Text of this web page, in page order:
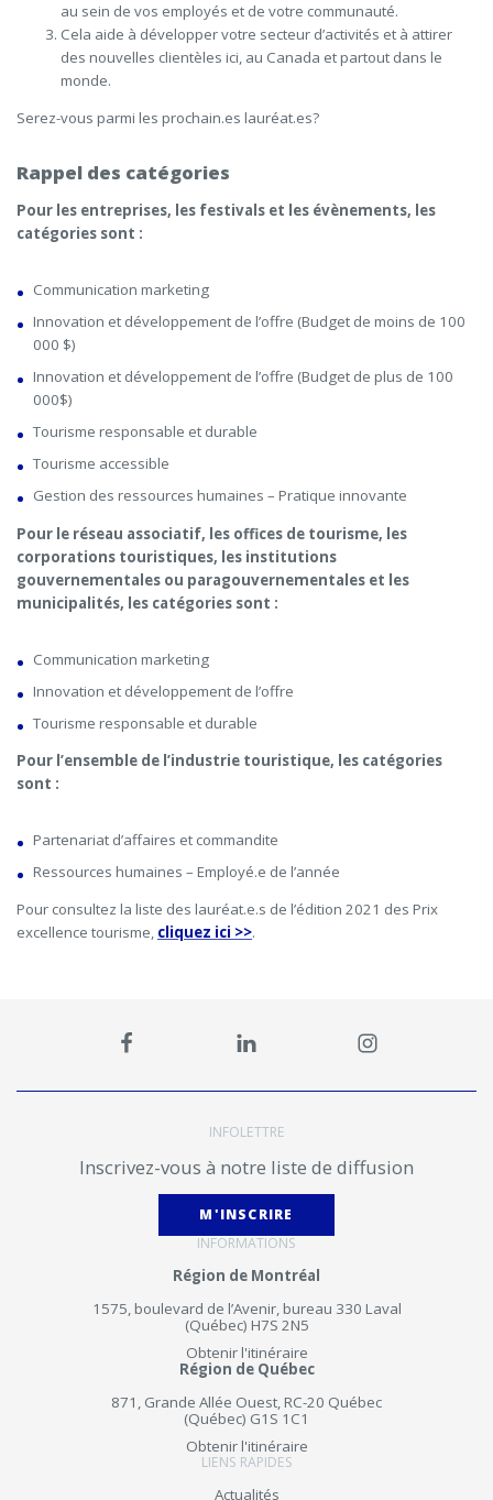
au sein de vos employés et de votre communauté.
Cela aide à développer votre secteur d’activités et à attirer
des nouvelles clientèles ici, au Canada et partout dans le
monde.
Serez-vous parmi les prochain.es lauréat.es?
Rappel des catégories
Pour les entreprises, les festivals et les évènements, les
catégories sont :
Communication marketing
Innovation et développement de l’offre (Budget de moins de 100
000 $)
Innovation et développement de l’offre (Budget de plus de 100
000$)
Tourisme responsable et durable
Tourisme accessible
Gestion des ressources humaines – Pratique innovante
Pour le réseau associatif, les offices de tourisme, les
corporations touristiques, les institutions
gouvernementales ou paragouvernementales et les
municipalités, les catégories sont :
Communication marketing
Innovation et développement de l’offre
Tourisme responsable et durable
Pour l’ensemble de l’industrie touristique, les catégories
sont :
Partenariat d’affaires et commandite
Ressources humaines – Employé.e de l’année
Pour consultez la liste des lauréat.e.s de l’édition 2021 des Prix
excellence tourisme, cliquez ici >>.
INFOLETTRE
Inscrivez-vous à notre liste de diffusion
M'INSCRIRE
INFORMATIONS
Région de Montréal
1575, boulevard de l’Avenir, bureau 330 Laval
(Québec) H7S 2N5
Obtenir l'itinéraire
Région de Québec
871, Grande Allée Ouest, RC-20 Québec
(Québec) G1S 1C1
Obtenir l'itinéraire
LIENS RAPIDES
Actualités